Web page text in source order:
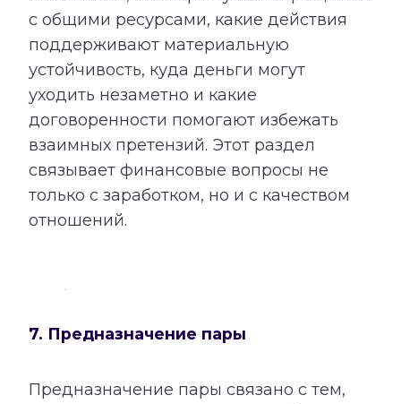
с общими ресурсами, какие действия
поддерживают материальную
устойчивость, куда деньги могут
уходить незаметно и какие
договоренности помогают избежать
взаимных претензий. Этот раздел
связывает финансовые вопросы не
только с заработком, но и с качеством
отношений.
7. Предназначение пары
Предназначение пары связано с тем,